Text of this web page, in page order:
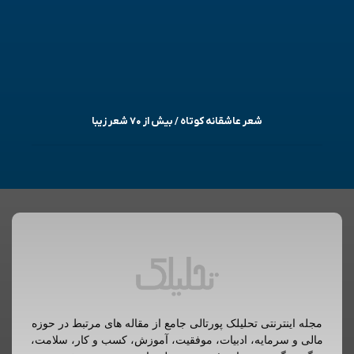
شعر عاشقانه کوتاه / بیش از ۷۰ شعر زیبا
مجله اینترنتی تحلیلک پورتالی جامع از مقاله های مرتبط در حوزه
مالی و سرمایه، ادبیات، موفقیت، آموزش، کسب و کار، سلامت،